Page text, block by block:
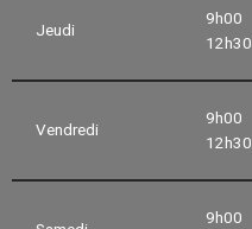
Jeudi
9h00
12h30
Vendredi
9h00
12h30
9h00